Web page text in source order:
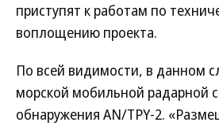
приступят к работам по
воплощению проекта.
По всей видимости, в данном
морской мобильной радарной
обнаружения AN/TPY-2.